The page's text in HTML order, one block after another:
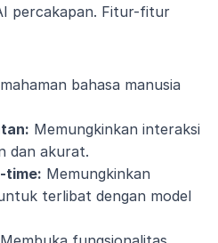
percakapan. Fitur-fitur
bahasa manusia
Memungkinkan interaksi
dan akurat.
time: Memungkinkan
terlibat dengan model